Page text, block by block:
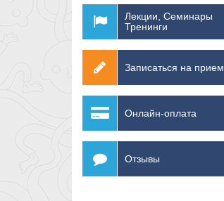
Лекции, Семинары
Тренинги
Записаться на прием
Онлайн-оплата
Отзывы